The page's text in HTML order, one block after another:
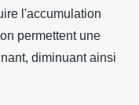
l'accumulation
permettent une
diminuant ainsi